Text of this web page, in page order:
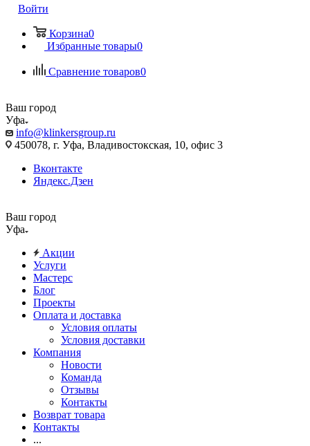
Войти
Корзина0
Избранные товары0
Сравнение товаров0
Ваш город
Уфа
info@klinkersgroup.ru
450078, г. Уфа, Владивостокская, 10, офис 3
Вконтакте
Яндекс.Дзен
Ваш город
Уфа
Акции
Услуги
Мастерс
Блог
Проекты
Оплата и доставка
Условия оплаты
Условия доставки
Компания
Новости
Команда
Отзывы
Контакты
Возврат товара
Контакты
...